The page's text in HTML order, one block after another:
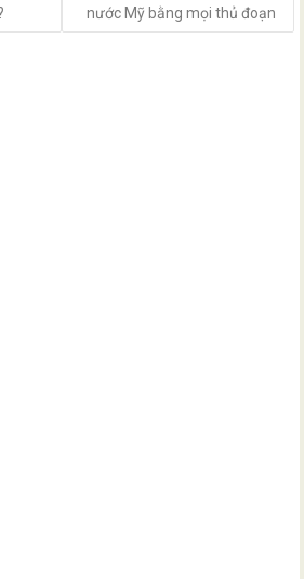
nước Mỹ bằng mọi thủ đoạn